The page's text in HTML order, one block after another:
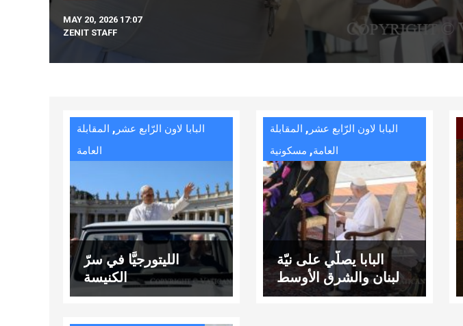
MAY 20, 2026 17:07
ZENIT STAFF
البابا لاون الرّابع عشر , المقابلة
العامة
الليتورجيَّا في سرّ
الكنيسة
البابا لاون الرّابع عشر , المقابلة
العامة, مسكونية
البابا يصلّي على نيّة
لبنان والشرق الأوسط